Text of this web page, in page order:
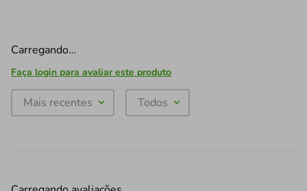
Carregando…
Faça login para avaliar este produto
Mais recentes Todos